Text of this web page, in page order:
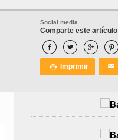
Social media
Comparte este artículo
   
 Imprimir ✉